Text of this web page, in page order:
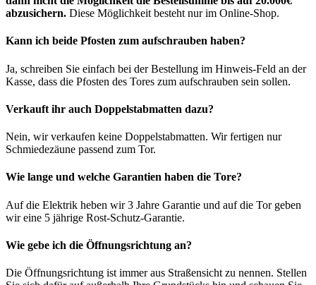
abzusichern. Diese Möglichkeit besteht nur im Online-Shop.
Kann ich beide Pfosten zum aufschrauben haben?
Ja, schreiben Sie einfach bei der Bestellung im Hinweis-Feld an der
Kasse, dass die Pfosten des Tores zum aufschrauben sein sollen.
Verkauft ihr auch Doppelstabmatten dazu?
Nein, wir verkaufen keine Doppelstabmatten. Wir fertigen nur
Schmiedezäune passend zum Tor.
Wie lange und welche Garantien haben die Tore?
Auf die Elektrik heben wir 3 Jahre Garantie und auf die Tor geben
wir eine 5 jährige Rost-Schutz-Garantie.
Wie gebe ich die Öffnungsrichtung an?
Die Öffnungsrichtung ist immer aus Straßensicht zu nennen. Stellen